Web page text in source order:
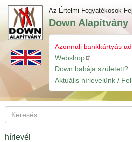
Ugrás
tartalomra
Az Értelmi Fogyatékosok
Down Alapítvány
Gyorslinkek
Azonnali bankkártyás
Webshop
Down babája született?
Aktuális hírlevelünk /
Keresés
hírlevél